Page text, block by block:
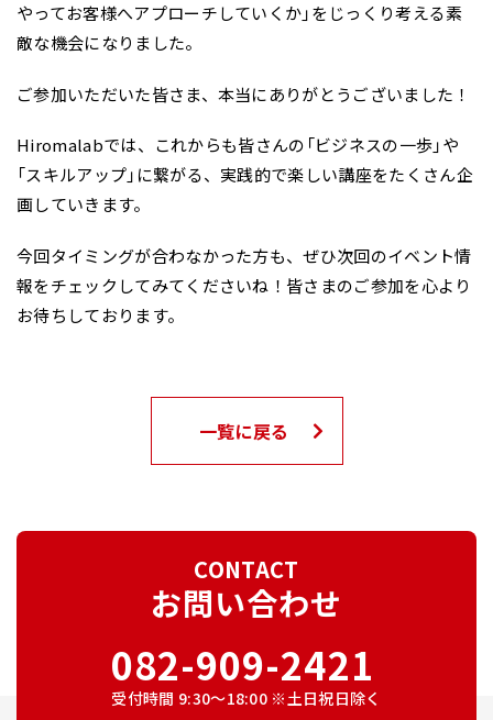
やってお客様へアプローチしていくか」をじっくり考える素
敵な機会になりました。
ご参加いただいた皆さま、本当にありがとうございました！
Hiromalabでは、これからも皆さんの「ビジネスの一歩」や
「スキルアップ」に繋がる、実践的で楽しい講座をたくさん企
画していきます。
今回タイミングが合わなかった方も、ぜひ次回のイベント情
報をチェックしてみてくださいね！皆さまのご参加を心より
お待ちしております。
一覧に戻る
CONTACT
お問い合わせ
082-909-2421
受付時間 9:30～18:00 ※土日祝日除く